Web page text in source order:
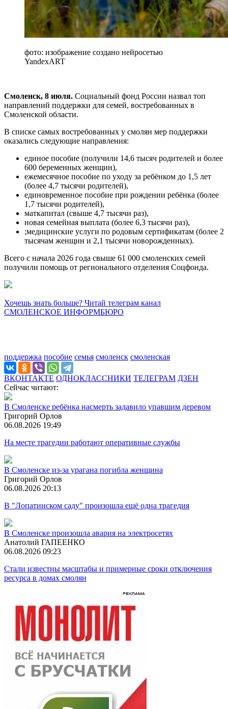
фото: изображение создано нейросетью
YandexART
Смоленск, 8 июля. Социальный фонд России назвал топ
направлений поддержки для семей, востребованных в
Смоленской области.
В списке самых востребованных у смолян мер поддержки
оказались следующие направления:
единое пособие (получили 14,6 тысяч родителей и более
600 беременных женщин),
ежемесячное пособие по уходу за ребёнком до 1,5 лет
(более 4,7 тысячи родителей),
единовременное пособие при рождении ребёнка (более
1,7 тысячи родителей),
маткапитал (свыше 4,7 тысячи раз),
новая семейная выплата (более 6,3 тысячи раз),
;медицинские услуги по родовым сертификатам (более 2
тысячам женщин и 2,1 тысячи новорожденных).
Всего с начала 2026 года свыше 61 000 смоленских семей
получили помощь от регионального отделения Соцфонда.
Хочешь знать больше? Читай телеграм канал
СМОЛЕНСКОЕ ИНФОРМБЮРО
поддержка пособие семья смоленск смоленская
ВКОНТАКТЕ ОДНОКЛАССНИКИ ТЕЛЕГРАМ ДЗЕН
Сейчас читают:
В Смоленске ребёнка насмерть задавило упавшим деревом
Григорий Орлов
06.08.2026 19:49
На месте трагедии работают оперативные службы
В Смоленске из-за урагана погибла женщина
Григорий Орлов
06.08.2026 20:13
В "Лопатинском саду" произошла ещё одна трагедия
В Смоленске произошла авария на электросетях
Анатолий ГАПЕЕНКО
06.08.2026 09:23
Стали известны масштабы и примерные сроки отключения
ресурса в домах смолян